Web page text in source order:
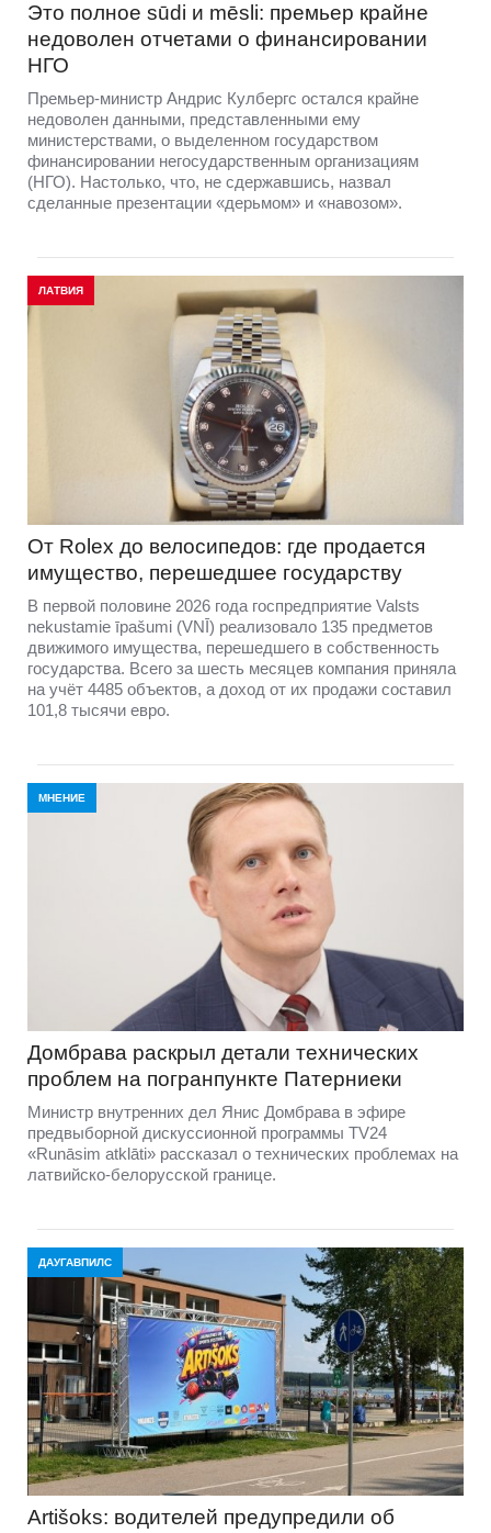
Это полное sūdi и mēsli: премьер крайне
недоволен отчетами о финансировании
НГО
Премьер-министр Андрис Кулбергс остался крайне
недоволен данными, представленными ему
министерствами, о выделенном государством
финансировании негосударственным организациям
(НГО). Настолько, что, не сдержавшись, назвал
сделанные презентации «дерьмом» и «навозом».
ЛАТВИЯ
От Rolex до велосипедов: где продается
имущество, перешедшее государству
В первой половине 2026 года госпредприятие Valsts
nekustamie īpašumi (VNĪ) реализовало 135 предметов
движимого имущества, перешедшего в собственность
государства. Всего за шесть месяцев компания приняла
на учёт 4485 объектов, а доход от их продажи составил
101,8 тысячи евро.
МНЕНИЕ
Домбравa раскрыл детали технических
проблем на погранпункте Патерниеки
Министр внутренних дел Янис Домбрава в эфире
предвыборной дискуссионной программы TV24
«Runāsim atklāti» рассказал о технических проблемах на
латвийско-белорусской границе.
ДАУГАВПИЛС
Artišoks: водителей предупредили об